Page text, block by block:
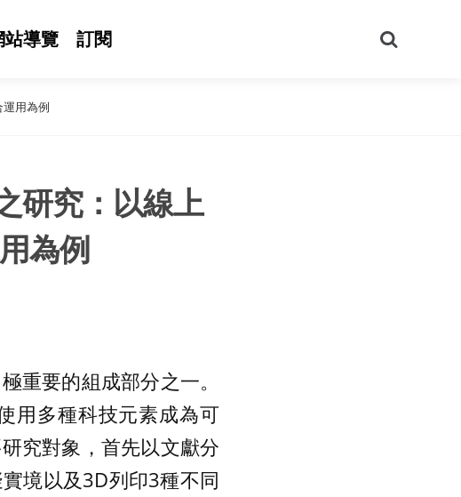
站導覽 訂閱
尋
用為例
研究：以線上
為例
重要的組成部分之一。
用多種科技元素成為可
究對象，首先以文獻分
境以及3D列印3種不同